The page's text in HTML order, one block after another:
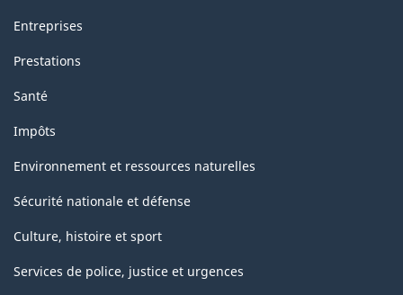
Entreprises
Prestations
Santé
Impôts
Environnement et ressources naturelles
Sécurité nationale et défense
Culture, histoire et sport
Services de police, justice et urgences